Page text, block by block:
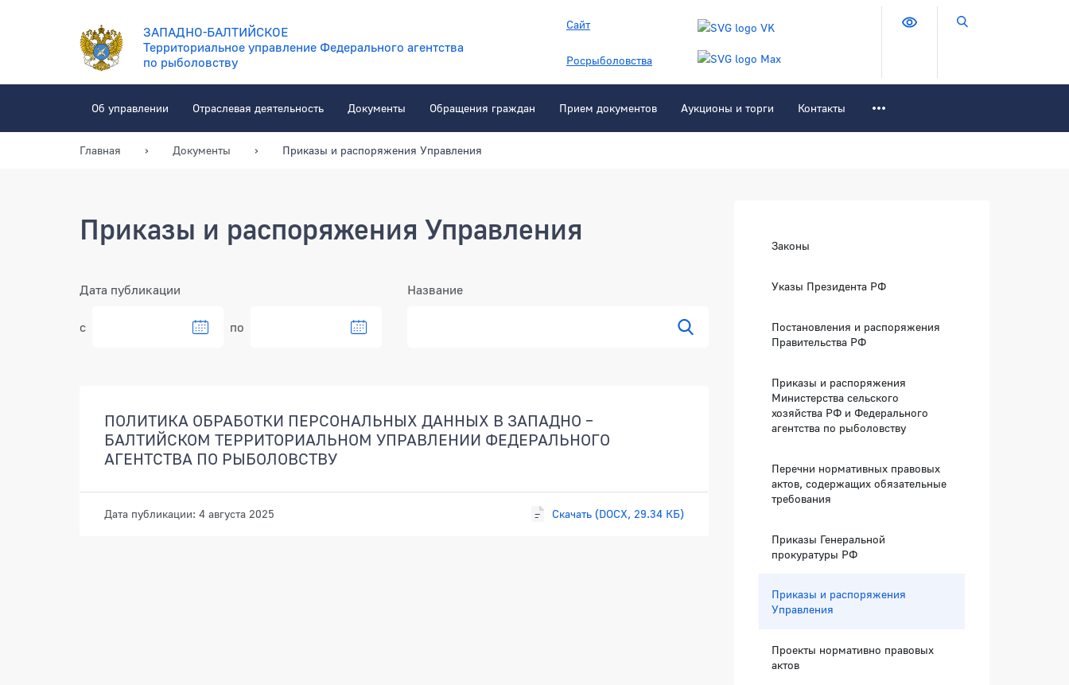
ЗАПАДНО-БАЛТИЙСКОЕ
Территориальное управление Федерального агентства
по рыболовству
Сайт
Росрыболовства
Версия для слабовидящих
Об управлении Отраслевая деятельность Документы Обращения граждан Прием документов Аукционы и торги Контакты
Главная Документы Приказы и распоряжения Управления
Приказы и распоряжения Управления
Фильтр
Дата публикации
с
Выбрать дату в календаре
по
Выбрать дату в календаре
Название
Показать
ПОЛИТИКА ОБРАБОТКИ ПЕРСОНАЛЬНЫХ ДАННЫХ В ЗАПАДНО –
БАЛТИЙСКОМ ТЕРРИТОРИАЛЬНОМ УПРАВЛЕНИИ ФЕДЕРАЛЬНОГО
АГЕНТСТВА ПО РЫБОЛОВСТВУ
Дата публикации: 4 августа 2025 Скачать (DOCX, 29.34 КБ)
Законы
Указы Президента РФ
Постановления и распоряжения
Правительства РФ
Приказы и распоряжения
Министерства сельского
хозяйства РФ и Федерального
агентства по рыболовству
Перечни нормативных правовых
актов, содержащих обязательные
требования
Приказы Генеральной
прокуратуры РФ
Приказы и распоряжения
Управления
Проекты нормативно правовых
актов